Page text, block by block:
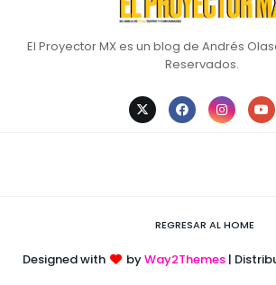
El Proyector MX es un blog de Andrés
Reservados.
REGRESAR AL HOME
Designed with byWay2Themes |